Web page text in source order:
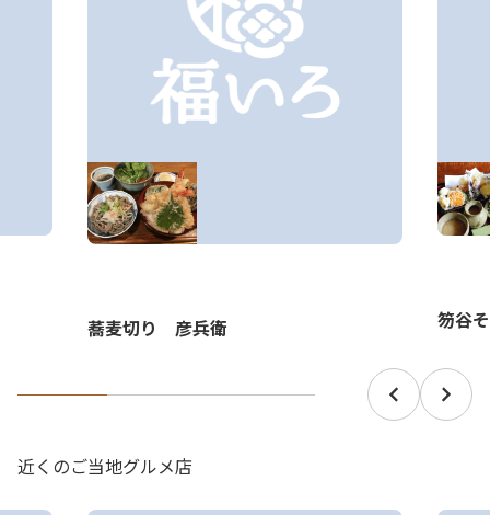
蕎麦切り 彦兵衛 笏谷
近くのご当地グルメ店